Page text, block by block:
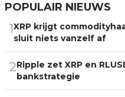
POPULAIR NIEUWS
1XRP krijgt
sluit niets vanzelf af
2Ripple zet XRP en
bankstrategie